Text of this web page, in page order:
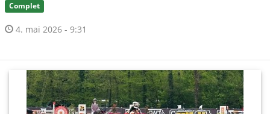
Complet
4. mai 2026 - 9:31